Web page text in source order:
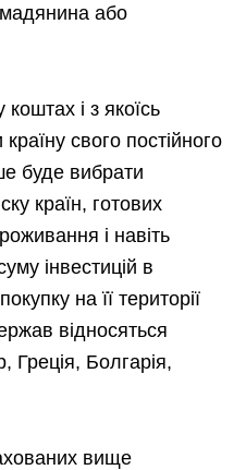
або
і з якоїсь
свого постійного
буде вибрати
країн, готових
і навіть
інвестицій в
на її території
відносяться
Греція, Болгарія,
вище